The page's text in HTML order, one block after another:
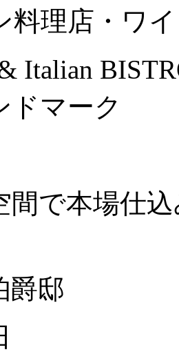
料理店・ワ
Italian
ドマーク
間で本場仕
爵邸